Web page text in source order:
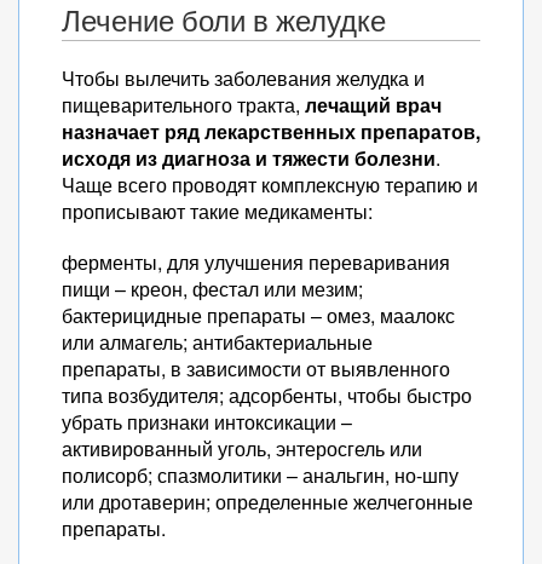
Лечение боли в желудке
Чтобы вылечить заболевания желудка и
пищеварительного тракта, лечащий врач
назначает ряд лекарственных препаратов,
исходя из диагноза и тяжести болезни.
Чаще всего проводят комплексную терапию и
прописывают такие медикаменты:
ферменты, для улучшения переваривания
пищи – креон, фестал или мезим;
бактерицидные препараты – омез, маалокс
или алмагель; антибактериальные
препараты, в зависимости от выявленного
типа возбудителя; адсорбенты, чтобы быстро
убрать признаки интоксикации –
активированный уголь, энтеросгель или
полисорб; спазмолитики – анальгин, но-шпу
или дротаверин; определенные желчегонные
препараты.